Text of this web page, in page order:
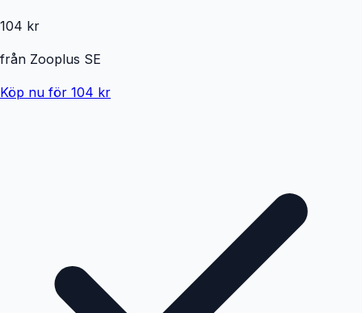
104 kr
från Zooplus SE
Köp nu för 104 kr